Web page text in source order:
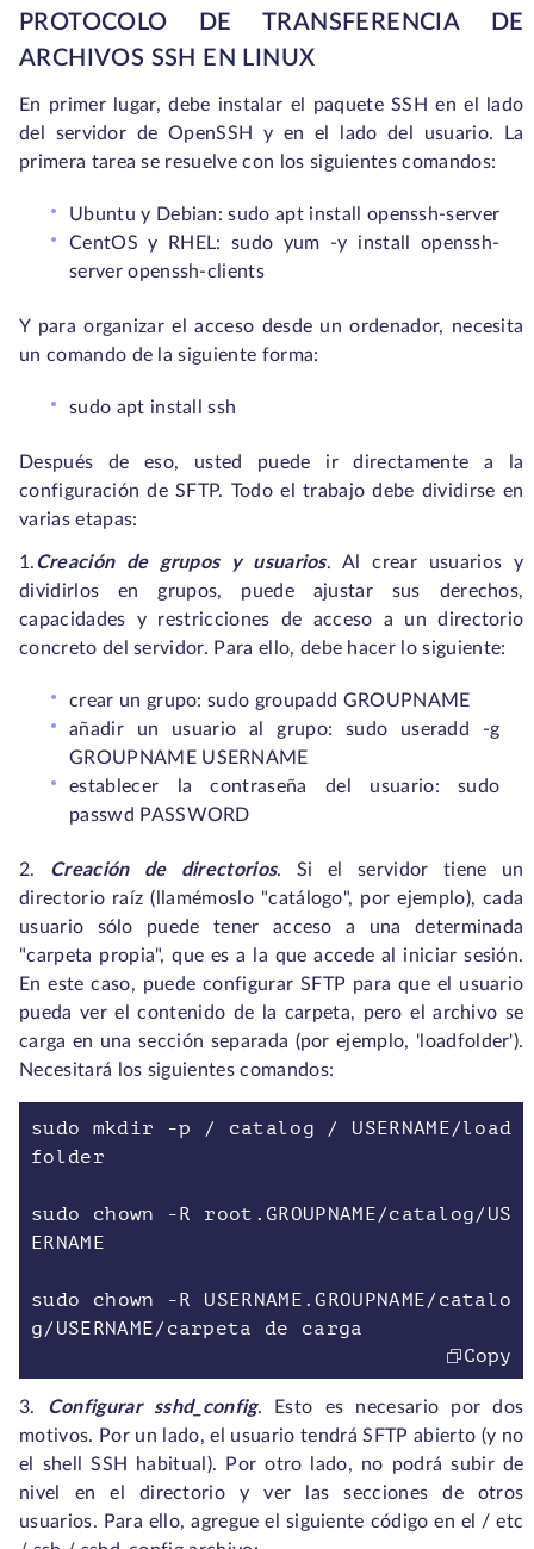
PROTOCOLO DE TRANSFERENCIA DE
ARCHIVOS SSH EN LINUX
En primer lugar, debe instalar el paquete SSH en el lado
del servidor de OpenSSH y en el lado del usuario. La
primera tarea se resuelve con los siguientes comandos:
Ubuntu y Debian: sudo apt install openssh-server
CentOS y RHEL: sudo yum -y install openssh-
server openssh-clients
Y para organizar el acceso desde un ordenador, necesita
un comando de la siguiente forma:
sudo apt install ssh
Después de eso, usted puede ir directamente a la
configuración de SFTP. Todo el trabajo debe dividirse en
varias etapas:
1.Creación de grupos y usuarios. Al crear usuarios y
dividirlos en grupos, puede ajustar sus derechos,
capacidades y restricciones de acceso a un directorio
concreto del servidor. Para ello, debe hacer lo siguiente:
crear un grupo: sudo groupadd GROUPNAME
añadir un usuario al grupo: sudo useradd -g
GROUPNAME USERNAME
establecer la contraseña del usuario: sudo
passwd PASSWORD
2. Creación de directorios. Si el servidor tiene un
directorio raíz (llamémoslo "catálogo", por ejemplo), cada
usuario sólo puede tener acceso a una determinada
"carpeta propia", que es a la que accede al iniciar sesión.
En este caso, puede configurar SFTP para que el usuario
pueda ver el contenido de la carpeta, pero el archivo se
carga en una sección separada (por ejemplo, 'loadfolder').
Necesitará los siguientes comandos:
sudo mkdir -p / catalog / USERNAME/load
folder
sudo chown -R root.GROUPNAME/catalog/US
ERNAME
sudo chown -R USERNAME.GROUPNAME/catalo
g/USERNAME/carpeta de carga
Copy
3. Configurar sshd_config. Esto es necesario por dos
motivos. Por un lado, el usuario tendrá SFTP abierto (y no
el shell SSH habitual). Por otro lado, no podrá subir de
nivel en el directorio y ver las secciones de otros
usuarios. Para ello, agregue el siguiente código en el / etc